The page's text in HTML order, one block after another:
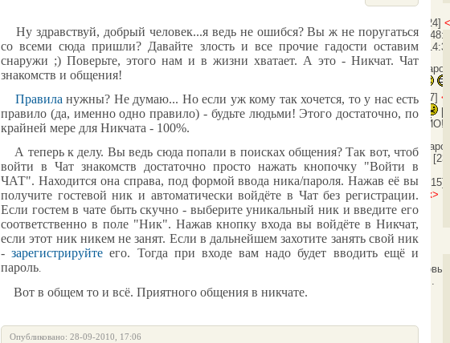
[20:47:24]
<Ботинок>Гость915: Даров!
<Ботинок> Гость841: Здарово!
[14:40:10]<Гость841> здрасти народ
<Гость587>
[19:09:27]
[19:09:38] <Гость587>
<Ботинок> Гость656: ЙО!
[23:41:52]
<Ботинок> topalex:
[23:41:58]<Ботинок>Всем пока!
<topalex>Ботинок: [23:42:15]
нам завтpа ?[16:36:24]<Ботинок>
Ботинок полетел большой кремовый
Гость426: печально....
Ну здравствуй, добрый человек...я ведь не ошибся? Вы ж не поругаться
со всеми сюда пришли? Давайте злость и все прочие гадости оставим
снаружи ;) Поверьте, этого нам и в жизни хватает. А это - Никчат. Чат
знакомств и общения!
Правила нужны? Не думаю... Но если уж кому так хочется, то у нас есть
правило (да, именно одно правило) - будьте людьми! Этого достаточно, по
крайней мере для Никчата - 100%.
А теперь к делу. Вы ведь сюда попали в поисках общения? Так вот, чтоб
войти в Чат знакомств достаточно просто нажать кнопочку "Войти в
ЧАТ". Находится она справа, под формой ввода ника/пароля. Нажав её вы
получите гостевой ник и автоматически войдёте в Чат без регистрации.
Если гостем в чате быть скучно - выберите уникальный ник и введите его
соответственно в поле "Ник". Нажав кнопку входа вы войдёте в Никчат,
если этот ник никем не занят. Если в дальнейшем захотите занять свой ник
-зарегистрируйте его. Тогда при входе вам надо будет вводить ещё и
пароль.
Вот в общем то и всё. Приятного общения в никчате.
Опубликовано: 28-09-2010, 17:06